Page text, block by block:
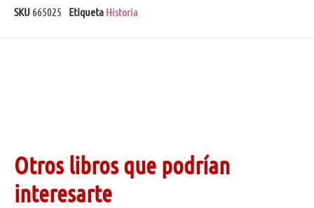
SKU 665025 Etiqueta Historia
Otros libros que podrían
interesarte